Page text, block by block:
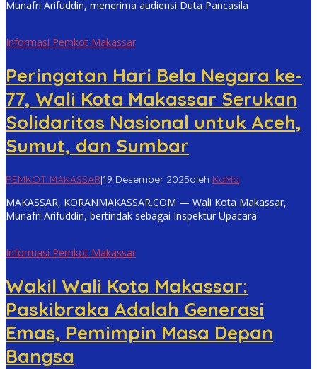
Munafri Arifuddin, menerima audiensi Duta Pancasila
Informasi Pemkot Makassar
Peringatan Hari Bela Negara ke-
77, Wali Kota Makassar Serukan
Solidaritas Nasional untuk Aceh,
Sumut, dan Sumbar
PEMKOT MAKASSAR|19 Desember 2025oleh KoMa
MAKASSAR, KORANMAKASSAR.COM — Wali Kota Makassar,
Munafri Arifuddin, bertindak sebagai Inspektur Upacara
Informasi Pemkot Makassar
Wakil Wali Kota Makassar:
Paskibraka Adalah Generasi
Emas, Pemimpin Masa Depan
Bangsa